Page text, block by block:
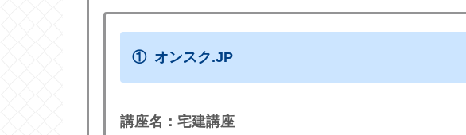
① オンスク.JP
講座名：宅建講座